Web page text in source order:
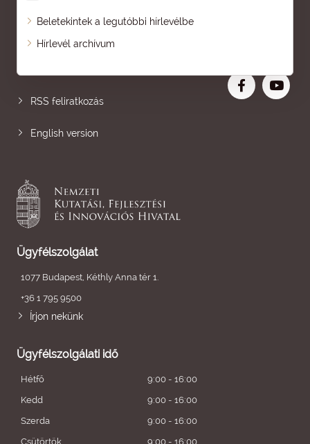
Beletekintek a legutóbbi hírlevélbe
Hírlevél archívum
Oldaltérkép
RSS feliratkozás
English version
Ügyfélszolgálat
1077 Budapest, Kéthly Anna tér 1.
+36 1 795 9500
Írjon nekünk
Ügyfélszolgálati idő
Hétfő
9:00 - 16:00
Kedd
9:00 - 16:00
Szerda
9:00 - 16:00
Csütörtök
9:00 - 16:00